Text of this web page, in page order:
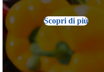
Scopri di più